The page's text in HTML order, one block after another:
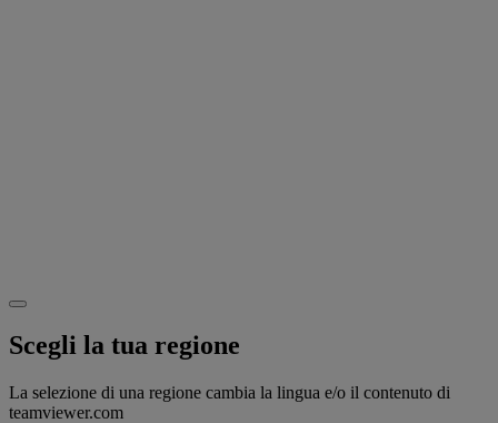
Scegli la tua regione
La selezione di una regione cambia la lingua e/o il contenuto di
teamviewer.com